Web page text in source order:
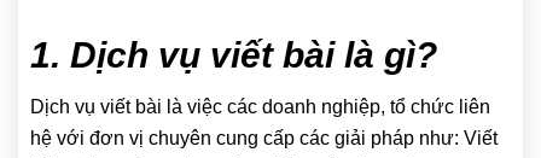
1. Dịch vụ viết bài là gì?
Dịch vụ viết bài là việc các doanh nghiệp, tổ chức liên
hệ với đơn vị chuyên cung cấp các giải pháp như: Viết